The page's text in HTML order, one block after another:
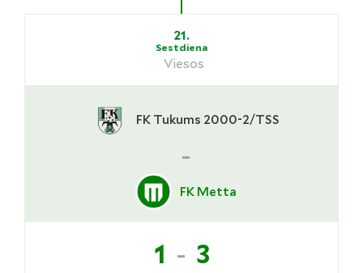
21.
Sestdiena
Viesos
FK Tukums 2000-2/TSS
-
FK Metta
1 - 3